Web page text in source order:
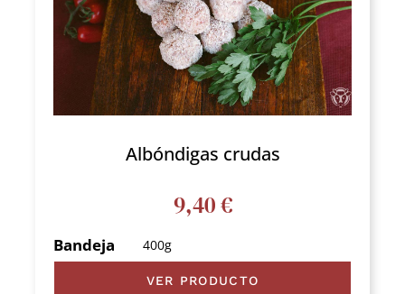
Español
Albóndigas crudas
9,40€
Bandeja 400g
VER PRODUCTO